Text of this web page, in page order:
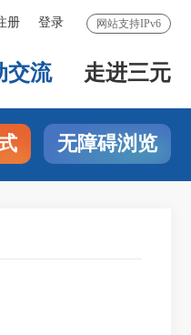
网站支持IPv6
册 登录
交流 走进三元
无障碍浏览